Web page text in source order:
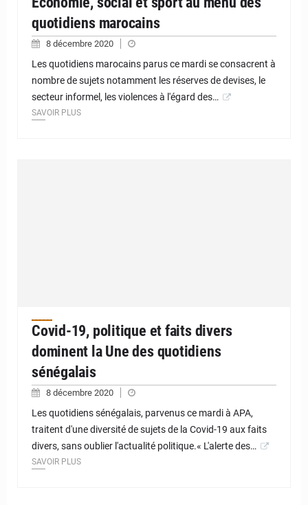
quotidiens marocains
8 décembre 2020
Les quotidiens marocains parus ce mardi se consacrent à
nombre de sujets notamment les réserves de devises, le
secteur informel, les violences à l'égard des…
SAVOIR PLUS
Covid-19, politique et faits divers
dominent la Une des quotidiens
sénégalais
8 décembre 2020
Les quotidiens sénégalais, parvenus ce mardi à APA,
traitent d'une diversité de sujets de la Covid-19 aux faits
divers, sans oublier l'actualité politique.« L'alerte des…
SAVOIR PLUS